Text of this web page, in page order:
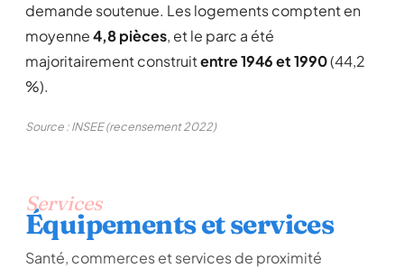
demande soutenue. Les logements comptent en
moyenne4,8 pièces, et le parc a été
majoritairement construitentre 1946 et 1990(44,2
%).
Source : INSEE (recensement 2022)
Services
Équipements et services
Santé, commerces et services de proximité